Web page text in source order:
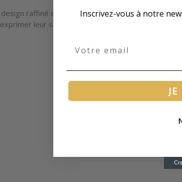
raffiné et à l’éclat des pierres naturelles,
leur style avec une touche de mystère et
Inscrivez-vous à notre
Email